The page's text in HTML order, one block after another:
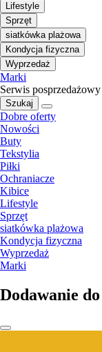
Lifestyle
Sprzęt
siatkówka plażowa
Kondycja fizyczna
Wyprzedaż
Marki
Serwis
Szukaj
Dobre oferty
Nowości
Buty
Tekstylia
Piłki
Ochraniacze
Kibice
Lifestyle
Sprzęt
siatkówka plażowa
Kondycja fizyczna
Wyprzedaż
Marki
Dodawanie